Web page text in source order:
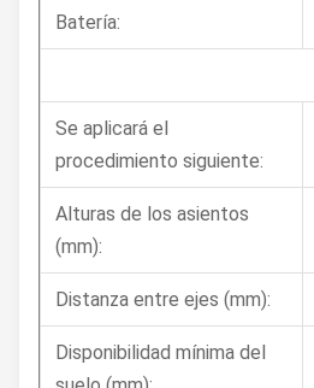
Batería:
Se aplicará el
procedimiento siguiente:
Alturas de los asientos
(mm):
Distanza entre ejes (mm):
Disponibilidad mínima del